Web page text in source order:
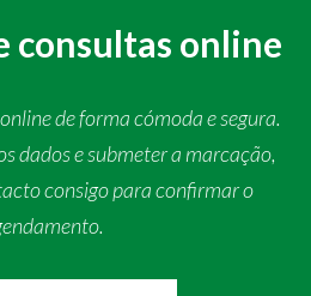
consultas online
de forma cómoda e segura.
dados e submeter a marcação,
consigo para confirmar o